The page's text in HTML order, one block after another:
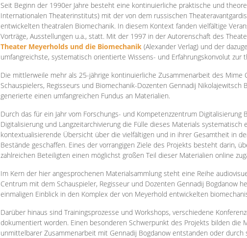
Seit Beginn der 1990er Jahre besteht eine kontinuierliche praktische und
Internationalen Theaterinstituts) mit der von dem russischen
entwickelten theatralen Biomechanik. In diesem Kontext fanden vielfältige
Vorträge, Ausstellungen u.a., statt. Mit der 1997 in der Autorenschaft des
Theater Meyerholds und die Biomechanik (Alexander Verlag) und der
umfangreichste, systematisch orientierte Wissens- und Erfahrungskonvolut zur
Die mittlerweile mehr als 25-jährige kontinuierliche Zusammenarbeit des Mime
Schauspielers, Regisseurs und Biomechanik-Dozenten Gennadij
generierte einen umfangreichen Fundus an Materialien.
Durch das für ein Jahr vom Forschungs- und Kompetenzzentrum
Digitalisierung und Langzeitarchivierung die Fülle dieses Materials
kontextualisierende Übersicht über die vielfältigen und in ihrer Gesamtheit in
Bestände geschaffen. Eines der vorrangigen Ziele des Projekts besteht darin,
zahlreichen Beteiligten einen möglichst großen Teil dieser Materialien online
Im Kern der hier angesprochenen Materialsammlung steht eine Reihe
Centrum mit dem Schauspieler, Regisseur und Dozenten Gennadij Bogdanow
einmaligen Einblick in den Komplex der von Meyerhold entwickelten
Darüber hinaus sind Trainingsprozesse und Workshops, verschiedene
dokumentiert worden. Einen besonderen Schwerpunkt des Projekts bilden die
unmittelbarer Zusammenarbeit mit Gennadij Bogdanow entstanden oder